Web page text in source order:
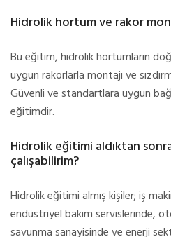
Hidrolik hortum ve rakor
Bu eğitim, hidrolik hortumların
uygun rakorlarla montajı ve
Güvenli ve standartlara uygun
eğitimdir.
Hidrolik eğitimi aldıktan
çalışabilirim?
Hidrolik eğitimi almış kişiler; iş
endüstriyel bakım servislerinde,
savunma sanayisinde ve enerji